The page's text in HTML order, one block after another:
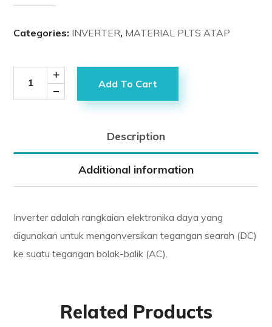
Categories: INVERTER, MATERIAL PLTS ATAP
Add To Cart
Description
Additional information
Inverter adalah rangkaian elektronika daya yang
digunakan untuk mengonversikan tegangan searah (DC)
ke suatu tegangan bolak-balik (AC).
Related Products